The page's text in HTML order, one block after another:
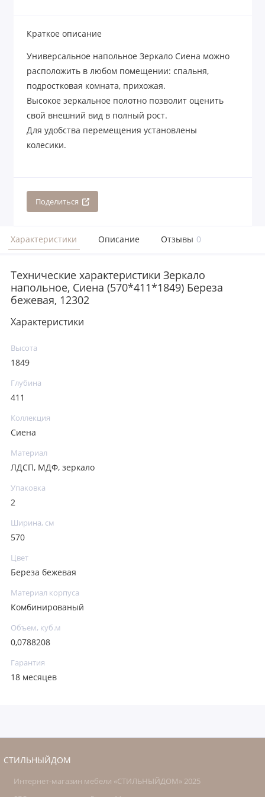
Краткое описание
Универсальное напольное Зеркало Сиена можно
расположить в любом помещении: спальня,
подростковая комната, прихожая.
Высокое зеркальное полотно позволит оценить
свой внешний вид в полный рост.
Для удобства перемещения установлены
колесики.
Поделиться
Характеристики Описание Отзывы 0
Технические характеристики Зеркало
напольное, Сиена (570*411*1849) Береза
бежевая, 12302
Характеристики
Высота
1849
Глубина
411
Коллекция
Сиена
Материал
ЛДСП, МДФ, зеркало
Упаковка
2
Ширина, см
570
Цвет
Береза бежевая
Материал корпуса
Комбинированый
Объем, куб.м
0,0788208
Гарантия
18 месяцев
СТИЛЬНЫЙДОМ
Интернет-магазин мебели «СТИЛЬНЫЙДОМ» 2025